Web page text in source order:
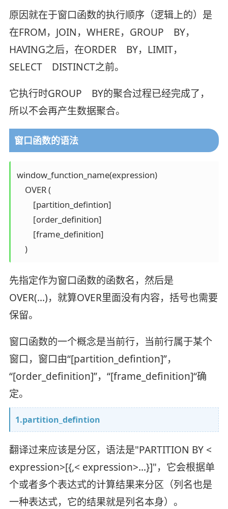
原因就在于窗口函数的执行顺序（逻辑上的）是
在FROM，JOIN，WHERE，GROUP BY，
HAVING之后，在ORDER BY，LIMIT，
SELECT DISTINCT之前。
它执行时GROUP BY的聚合过程已经完成了，
所以不会再产生数据聚合。
窗口函数的语法
window_function_name(expression)
    OVER (
        [partition_defintion]
        [order_definition]
        [frame_definition]
    )
先指定作为窗口函数的函数名，然后是
OVER(…)，就算OVER里面没有内容，括号也需要
保留。
窗口函数的一个概念是当前行，当前行属于某个
窗口，窗口由“[partition_defintion]”，
“[order_definition]”，“[frame_definition]“确
定。
1.partition_defintion
翻译过来应该是分区，语法是"PARTITION BY <
expression>[{,< expression>…}]"，它会根据单
个或者多个表达式的计算结果来分区（列名也是
一种表达式，它的结果就是列名本身）。